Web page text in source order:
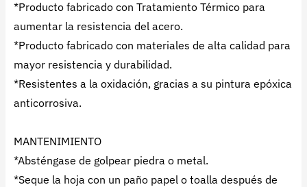
*Producto fabricado con Tratamiento Térmico para
aumentar la resistencia del acero.
*Producto fabricado con materiales de alta calidad para
mayor resistencia y durabilidad.
*Resistentes a la oxidación, gracias a su pintura epóxica
anticorrosiva.
MANTENIMIENTO
*Absténgase de golpear piedra o metal.
*Seque la hoja con un paño papel o toalla después de